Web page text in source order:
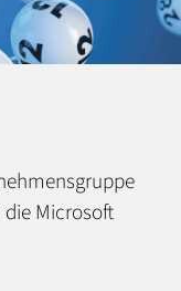
Microsoft